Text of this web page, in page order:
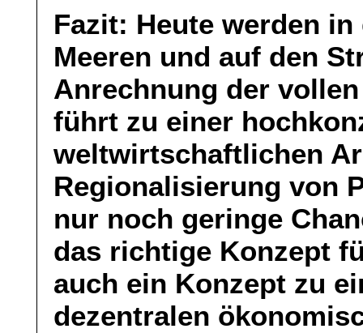
Fazit: Heute werden
Meeren und auf den
Anrechnung der
führt zu einer
weltwirtschaftlichen
Regionalisierung von
nur noch geringe
das richtige Konzept
auch ein Konzept zu
dezentralen